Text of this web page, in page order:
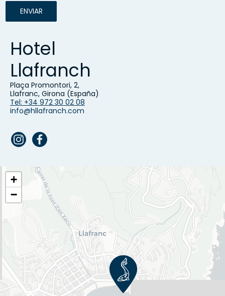
ENVIAR
Hotel
Llafranch
Plaça Promontori, 2,
Llafranc, Girona (España)
Tel: +34 972 30 02 08
info@hllafranch.com
+
−